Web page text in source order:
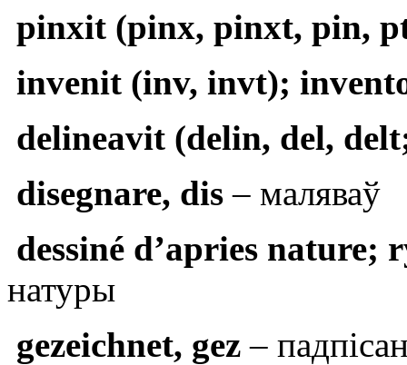
pinxit (pinx, pinxt, pin,
invenit (inv, invt);
delineavit (delin, del,
disegnare, dis – маляваў
dessiné d’apries nature;
натуры
gezeichnet, gez –